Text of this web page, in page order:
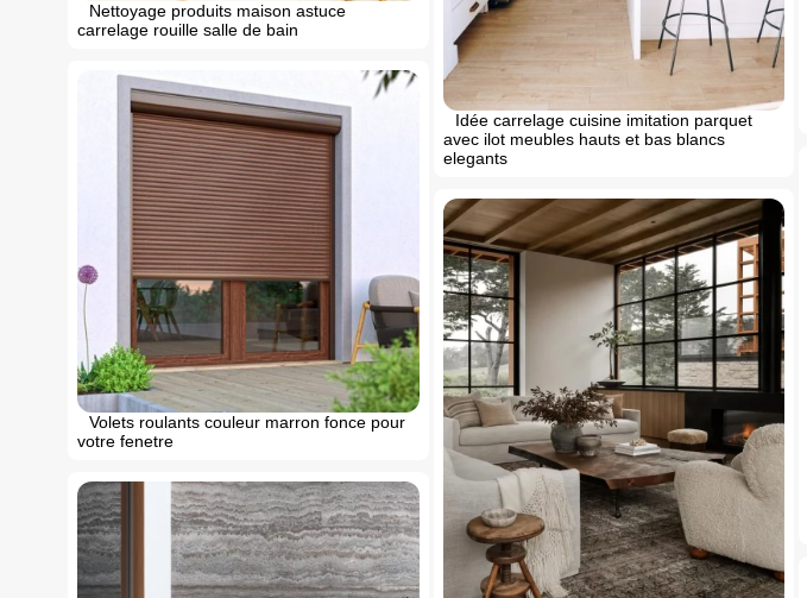
Idée carrelage cuisine imitation parquet
avec ilot meubles hauts et bas blancs
elegants
Nettoyage produits maison astuce
carrelage rouille salle de bain
Volets roulants couleur marron fonce pour
votre fenetre